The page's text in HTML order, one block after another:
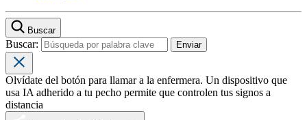
Buscar
Buscar:
Olvídate del botón para llamar a la enfermera. Un dispositivo que
usa IA adherido a tu pecho permite que controlen tus signos a
distancia